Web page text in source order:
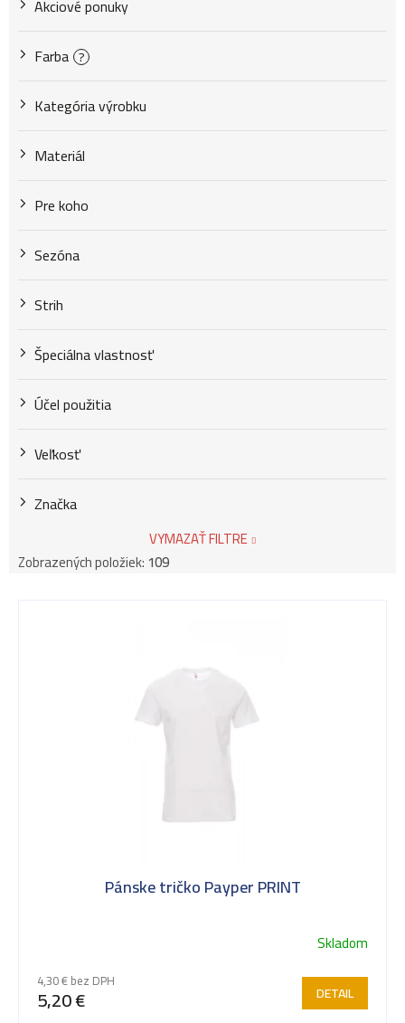
o
d
u
k
o
v
Akciové ponuky
Farba ?
Kategória výrobku
Materiál
Pre koho
Sezóna
Strih
Špeciálna vlastnosť
Účel použitia
Veľkosť
Značka
VYMAZAŤ FILTRE
Zobrazených položiek:109
Pánske tričko Payper PRINT
Skladom
4,30 € bez DPH
5,20 € DETAIL